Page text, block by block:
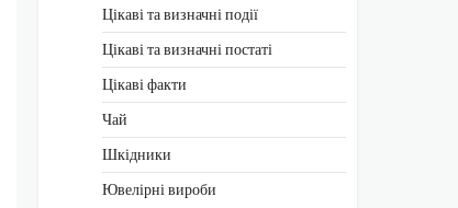
Цікаві та визначні події
Цікаві та визначні постаті
Цікаві факти
Чай
Шкідники
Ювелірні вироби